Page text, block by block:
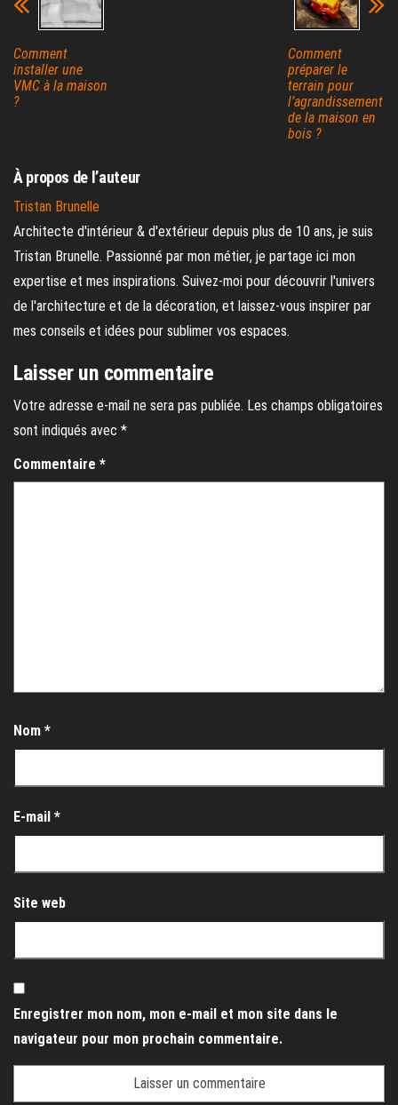
Comment
installer une
VMC à la maison
?
Comment
préparer le
terrain pour
l’agrandissement
de la maison en
bois ?
À propos de l’auteur
Tristan Brunelle
Architecte d'intérieur & d'extérieur depuis plus de 10 ans, je suis
Tristan Brunelle. Passionné par mon métier, je partage ici mon
expertise et mes inspirations. Suivez-moi pour découvrir l'univers
de l'architecture et de la décoration, et laissez-vous inspirer par
mes conseils et idées pour sublimer vos espaces.
Laisser un commentaire
Votre adresse e-mail ne sera pas publiée. Les champs obligatoires
sont indiqués avec *
Commentaire *
Nom *
E-mail *
Site web
Enregistrer mon nom, mon e-mail et mon site dans le
navigateur pour mon prochain commentaire.